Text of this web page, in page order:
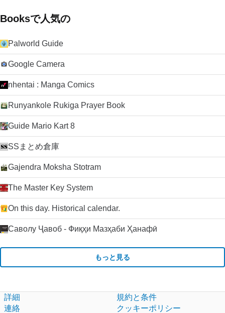
Booksで人気の
Palworld Guide
Google Camera
nhentai : Manga Comics
Runyankole Rukiga Prayer Book
Guide Mario Kart 8
SSまとめ倉庫
Gajendra Moksha Stotram
The Master Key System
On this day. Historical calendar.
Саволу Ҷавоб - Фиқҳи Мазҳаби Ҳанафӣ
もっと見る
詳細
連絡
規約と条件
クッキーポリシー